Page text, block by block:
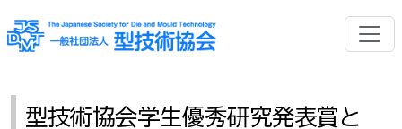
型技術協会学生優秀研究発表賞と